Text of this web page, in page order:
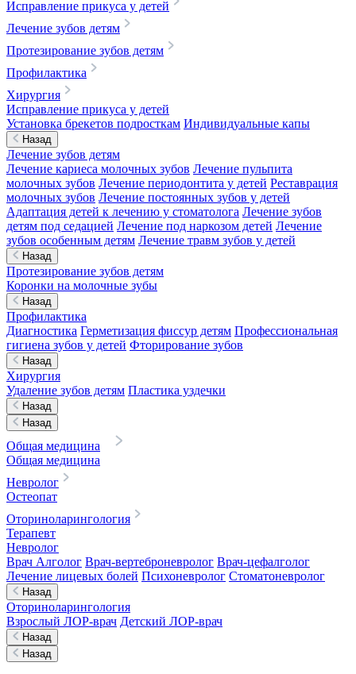
Исправление прикуса у детей
Лечение зубов детям
Протезирование зубов детям
Профилактика
Хирургия
Исправление прикуса у детей
Установка брекетов подросткам Индивидуальные капы
Назад
Лечение зубов детям
Лечение кариеса молочных зубов Лечение пульпита
молочных зубов Лечение периодонтита у детей Реставрация
молочных зубов Лечение постоянных зубов у детей
Адаптация детей к лечению у стоматолога Лечение зубов
детям под седацией Лечение под наркозом детей Лечение
зубов особенным детям Лечение травм зубов у детей
Назад
Протезирование зубов детям
Коронки на молочные зубы
Назад
Профилактика
Диагностика Герметизация фиссур детям Профессиональная
гигиена зубов у детей Фторирование зубов
Назад
Хирургия
Удаление зубов детям Пластика уздечки
Назад
Назад
Общая медицина
Общая медицина
Невролог
Остеопат
Оториноларингология
Терапевт
Невролог
Врач Алголог Врач-вертеброневролог Врач-цефалголог
Лечение лицевых болей Психоневролог Стоматоневролог
Назад
Оториноларингология
Взрослый ЛОР-врач Детский ЛОР-врач
Назад
Назад